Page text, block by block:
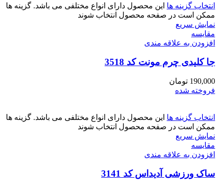
انتخاب گزینه ها این محصول دارای انواع مختلفی می باشد. گزینه ها
ممکن است در صفحه محصول انتخاب شوند
نمایش سریع
مقايسه
افزودن به علاقه مندی
جا کلیدی چرم مونت کد 3518
190,000 تومان
فروخته شده
انتخاب گزینه ها این محصول دارای انواع مختلفی می باشد. گزینه ها
ممکن است در صفحه محصول انتخاب شوند
نمایش سریع
مقايسه
افزودن به علاقه مندی
ساک ورزشی آدیداس کد 3141